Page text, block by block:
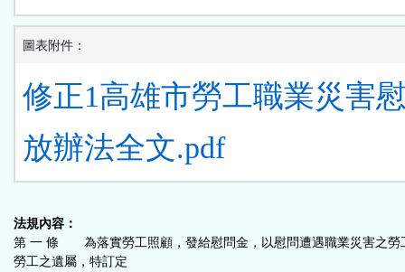
圖表附件：
修正1高雄市勞工職業災害
放辦法全文.pdf
法規內容：
第 一 條 為落實勞工照顧，發給慰問金，以慰問遭遇職業災害之勞
勞工之遺屬，特訂定